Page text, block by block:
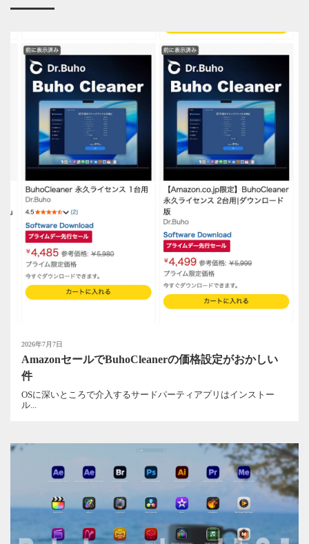
2026年7月7日
AmazonセールでBuhoCleanerの価格設定がおかしい
件
OSに深いところで介入するサードパーティアプリはインストー
ル...